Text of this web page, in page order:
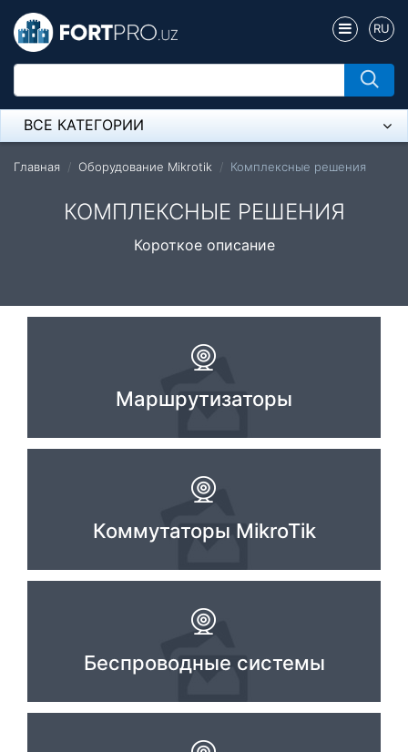
RU
ВСЕ КАТЕГОРИИ
Микрофон
Напольные розетки
Оборудование Mikrotik
Спикерфон
Модемы ADSL, Wan/Lan Роутеры, Wi-Fi
UPS Источники бесперебойного питания
Мышки и Клавиатуры
Наушники
Системы охлаждения
Главная Оборудование Mikrotik Комплексные решения
КОМПЛЕКСНЫЕ РЕШЕНИЯ
Короткое описание
Маршрутизаторы
Коммутаторы MikroTik
Беспроводные системы